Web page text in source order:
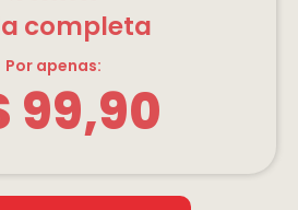
completa
Por apenas:
99,90